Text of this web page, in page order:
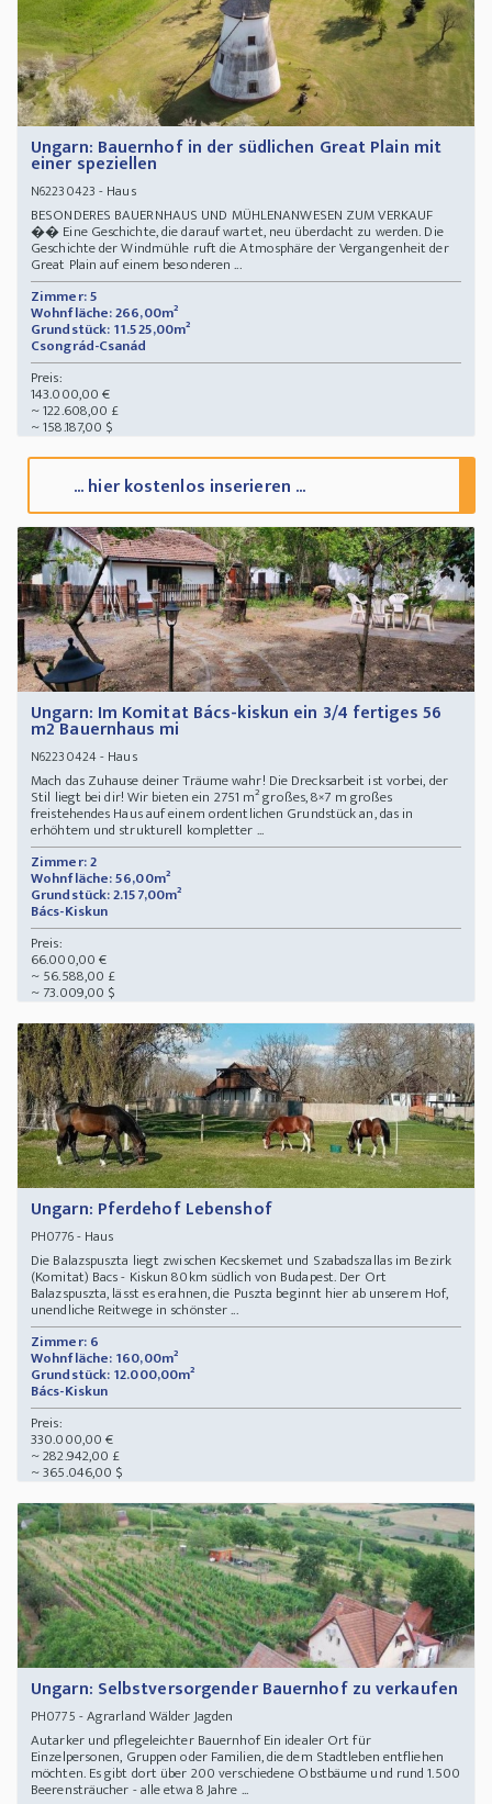
Ungarn: Bauernhof in der südlichen Great Plain mit
einer speziellen
N62230423 - Haus
BESONDERES BAUERNHAUS UND MÜHLENANWESEN ZUM VERKAUF
�� Eine Geschichte, die darauf wartet, neu überdacht zu werden. Die
Geschichte der Windmühle ruft die Atmosphäre der Vergangenheit der
Great Plain auf einem besonderen ...
Zimmer: 5
Wohnfläche: 266,00m²
Grundstück: 11.525,00m²
Csongrád-Csanád
Preis:
143.000,00 €
~ 122.608,00 £
~ 158.187,00 $
... hier kostenlos inserieren ...
Ungarn: Im Komitat Bács-kiskun ein 3/4 fertiges 56
m2 Bauernhaus mi
N62230424- Haus
Mach das Zuhause deiner Träume wahr! Die Drecksarbeit ist vorbei, der
Stil liegt bei dir! Wir bieten ein 2751 m² großes, 8×7 m großes
freistehendes Haus auf einem ordentlichen Grundstück an, das in
erhöhtem und strukturell kompletter ...
Zimmer: 2
Wohnfläche: 56,00m²
Grundstück: 2.157,00m²
Bács-Kiskun
Preis:
66.000,00 €
~ 56.588,00 £
~ 73.009,00 $
Ungarn: Pferdehof Lebenshof
PH0776- Haus
Die Balazspuszta liegt zwischen Kecskemet und Szabadszallas im Bezirk
(Komitat) Bacs - Kiskun 80km südlich von Budapest. Der Ort
Balazspuszta, lässt es erahnen, die Puszta beginnt hier ab unserem Hof,
unendliche Reitwege in schönster ...
Zimmer: 6
Wohnfläche: 160,00m²
Grundstück: 12.000,00m²
Bács-Kiskun
Preis:
330.000,00 €
~ 282.942,00 £
~ 365.046,00 $
Ungarn: Selbstversorgender Bauernhof zu verkaufen
PH0775 - Agrarland Wälder Jagden
Autarker und pflegeleichter Bauernhof Ein idealer Ort für
Einzelpersonen, Gruppen oder Familien, die dem Stadtleben entfliehen
möchten. Es gibt dort über 200 verschiedene Obstbäume und rund 1.500
Beerensträucher - alle etwa 8 Jahre ...